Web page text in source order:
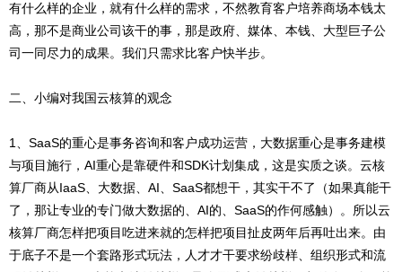
有什么样的企业，就有什么样的需求，不然教育客户培养商场本钱太
高，那不是商业公司该干的事，那是政府、媒体、本钱、大型巨子公
司一同尽力的成果。我们只需求比客户快半步。
二、小编对我国云核算的观念
1、SaaS的重心是事务咨询和客户成功运营，大数据重心是事务建模
与项目施行，AI重心是靠硬件和SDK计划集成，这是实质之谈。云核
算厂商从IaaS、大数据、AI、SaaS都想干，其实干不了（如果真能干
了，那让专业的专门做大数据的、AI的、SaaS的作何感触）。所以云
核算厂商怎样把项目吃进来就的怎样把项目扯皮两年后再吐出来。由
于底子不是一个套路形式玩法，人才才干要求纷歧样、组织形式和流